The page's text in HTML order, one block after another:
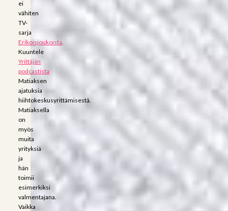
ei
vähiten
TV-
sarja
Erikoisjoukoista.
Kuuntele
Yrittäjän
podcastista
Matiaksen
ajatuksia
hiihtokeskusyrittämisestä.
Matiaksella
on
myös
muita
yrityksiä
ja
hän
toimii
esimerkiksi
valmentajana.
Vaikka